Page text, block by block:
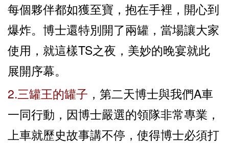
每個夥伴都如獲至寶，抱在手裡，開心到
爆炸。博士還特別開了兩罐，當場讓大家
使用，就這樣TS之夜，美妙的晚宴就此
展開序幕。
2.三罐王的罐子 ，第二天博士與我們A車
一同行動，因博士嚴選的領隊非常專業，
上車就歷史故事講不停，使得博士必須打